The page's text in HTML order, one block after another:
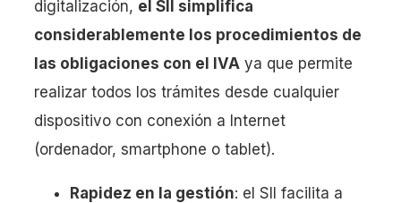
digitalización, el SII simplifica
considerablemente los procedimientos de
las obligaciones con el IVA ya que permite
realizar todos los trámites desde cualquier
dispositivo con conexión a Internet
(ordenador, smartphone o tablet).
Rapidez en la gestión: el SII facilita a